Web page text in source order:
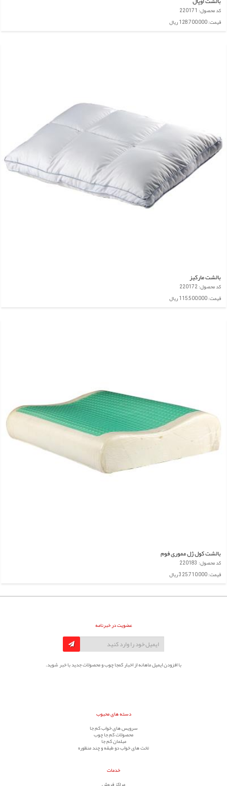
کد محصول: 220171
قیمت: 128,700,000 ریال
بالشت مارکیز
کد محصول: 220172
قیمت: 115,500,000 ریال
بالشت کول ژل مموری فوم
کد محصول: 220183
قیمت: 325,710,000 ریال
عضویت در خبرنامه
با افزودن ایمیل ماهانه از اخبار کمجا چوب و محصولات جدید با خبر شوید.
دسته های محبوب
سرویس های خواب کم جا
محصولات کم جا چوب
مبلمان کم جا
تخت های خواب دو طبقه و چند منظوره
خدمات